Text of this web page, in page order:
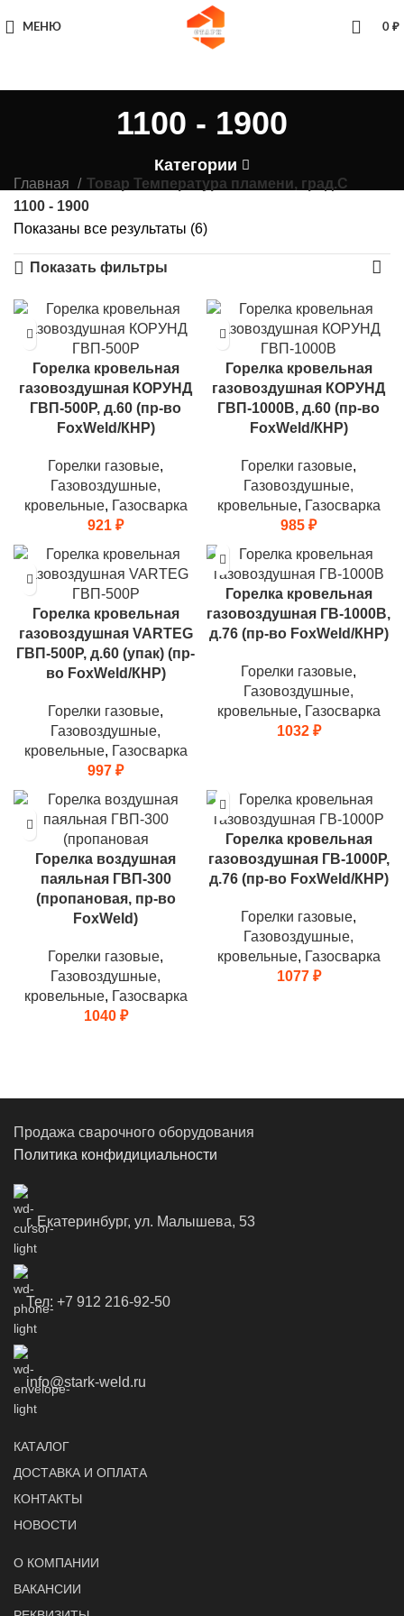
МЕНЮ 0 ₽
1100 - 1900
Категории
Главная
Товар Температура пламени, град.С
1100 - 1900
Показаны все результаты (6)
Показать фильтры
Горелка кровельная
газовоздушная КОРУНД
ГВП-500Р, д.60 (пр-во
FoxWeld/КНР)
Горелки газовые,
Газовоздушные,
кровельные, Газосварка
921 ₽
Горелка кровельная
газовоздушная КОРУНД
ГВП-1000В, д.60 (пр-во
FoxWeld/КНР)
Горелки газовые,
Газовоздушные,
кровельные, Газосварка
985 ₽
Горелка кровельная
газовоздушная VARTEG
ГВП-500Р, д.60 (упак) (пр-
во FoxWeld/КНР)
Горелки газовые,
Газовоздушные,
кровельные, Газосварка
997 ₽
Горелка кровельная
газовоздушная ГВ-1000В,
д.76 (пр-во FoxWeld/КНР)
Горелки газовые,
Газовоздушные,
кровельные, Газосварка
1032 ₽
Горелка воздушная
паяльная ГВП-300
(пропановая, пр-во
FoxWeld)
Горелки газовые,
Газовоздушные,
кровельные, Газосварка
1040 ₽
Горелка кровельная
газовоздушная ГВ-1000Р,
д.76 (пр-во FoxWeld/КНР)
Горелки газовые,
Газовоздушные,
кровельные, Газосварка
1077 ₽
Продажа сварочного оборудования
Политика конфидициальности
г. Екатеринбург, ул. Малышева, 53
Тел: +7 912 216-92-50
info@stark-weld.ru
КАТАЛОГ
ДОСТАВКА И ОПЛАТА
КОНТАКТЫ
НОВОСТИ
О КОМПАНИИ
ВАКАНСИИ